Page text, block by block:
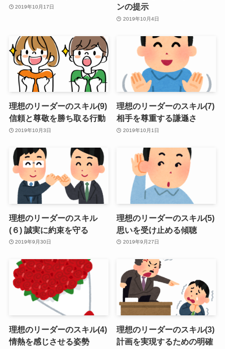
2019年10月17日
ンの提示
2019年10月4日
理想のリーダーのスキル(9)
信頼と尊敬を勝ち取る行動
2019年10月3日
理想のリーダーのスキル(7)
相手を尊重する謙遜さ
2019年10月1日
理想のリーダーのスキル
(６) 誠実に約束を守る
2019年9月30日
理想のリーダーのスキル(5)
思いを受け止める傾聴
2019年9月27日
理想のリーダーのスキル(4)
情熱を感じさせる姿勢
理想のリーダーのスキル(3)
計画を実現するための明確